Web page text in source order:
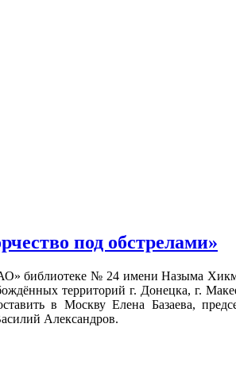
под обстрелами»
№ 24 имени Назыма
территорий г. Донецка, г.
в Москву Елена Базаева,
Александров.